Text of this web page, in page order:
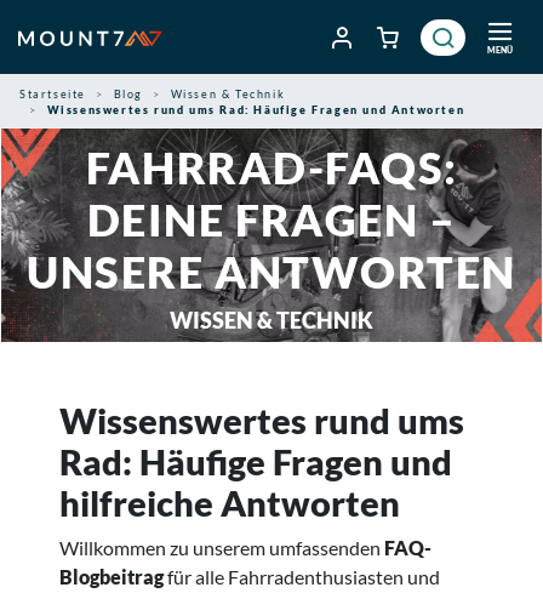
Inhalt
springen
MENÜ
Startseite Blog
Wissen & Technik
Wissenswertes rund ums Rad: Häufige Fragen und Antworten
FAHRRAD-FAQS:
DEINE FRAGEN –
UNSERE ANTWORTEN
WISSEN & TECHNIK
Wissenswertes rund ums
Rad: Häufige Fragen und
hilfreiche Antworten
Willkommen zu unserem umfassenden FAQ-
Blogbeitragfür alle Fahrradenthusiasten und